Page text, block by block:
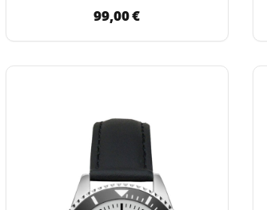
99,00 €